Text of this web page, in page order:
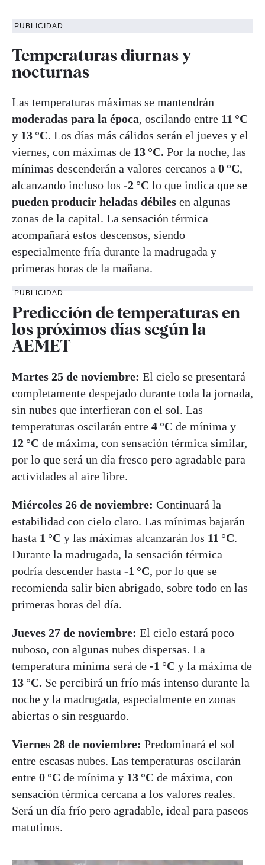
PUBLICIDAD
Temperaturas diurnas y
nocturnas
Las temperaturas máximas se mantendrán
moderadas para la época, oscilando entre 11 °C
y 13 °C. Los días más cálidos serán el jueves y el
viernes, con máximas de 13 °C. Por la noche, las
mínimas descenderán a valores cercanos a 0 °C,
alcanzando incluso los -2 °C lo que indica que se
pueden producir heladas débiles en algunas
zonas de la capital. La sensación térmica
acompañará estos descensos, siendo
especialmente fría durante la madrugada y
primeras horas de la mañana.
PUBLICIDAD
Predicción de temperaturas en
los próximos días según la
AEMET
Martes 25 de noviembre: El cielo se presentará
completamente despejado durante toda la jornada,
sin nubes que interfieran con el sol. Las
temperaturas oscilarán entre 4 °C de mínima y
12 °C de máxima, con sensación térmica similar,
por lo que será un día fresco pero agradable para
actividades al aire libre.
Miércoles 26 de noviembre: Continuará la
estabilidad con cielo claro. Las mínimas bajarán
hasta 1 °C y las máximas alcanzarán los 11 °C.
Durante la madrugada, la sensación térmica
podría descender hasta -1 °C, por lo que se
recomienda salir bien abrigado, sobre todo en las
primeras horas del día.
Jueves 27 de noviembre: El cielo estará poco
nuboso, con algunas nubes dispersas. La
temperatura mínima será de -1 °C y la máxima de
13 °C. Se percibirá un frío más intenso durante la
noche y la madrugada, especialmente en zonas
abiertas o sin resguardo.
Viernes 28 de noviembre: Predominará el sol
entre escasas nubes. Las temperaturas oscilarán
entre 0 °C de mínima y 13 °C de máxima, con
sensación térmica cercana a los valores reales.
Será un día frío pero agradable, ideal para paseos
matutinos.